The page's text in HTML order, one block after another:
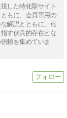
した特化型サイト
もに、会員専用の
解説とともに、点
す伏兵的存在とな
頼を集めていま